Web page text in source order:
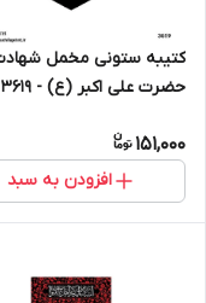
کتیبه ستونی مخمل
حضرت علی اکبر (ع) - 3619
151,000
افزودن به سبد